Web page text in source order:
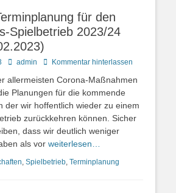
für den
Spielbetrieb 2023/24
Autoradmin Kommentar hinterlassen
allermeisten Corona-Maßnahmen
Planungen für die kommende
der wir hoffentlich wieder zu einem
zurückkehren können. Sicher
dass wir deutlich weniger
als vor weiterlesen…
, Spielbetrieb, Terminplanung